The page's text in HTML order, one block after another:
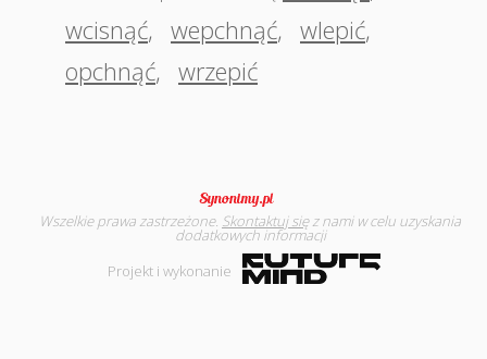
wcisnąć, wepchnąć, wlepić,
opchnąć, wrzepić
Wszelkie prawa zastrzeżone. Skontaktuj sięz nami w celu uzyskania
dodatkowych informacji
Projekt i wykonanie